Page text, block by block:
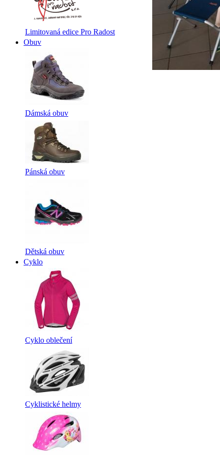
Limitovaná edice Pro Radost
Obuv
Dámská obuv
Pánská obuv
Dětská obuv
Cyklo
Cyklo oblečení
Cyklistické helmy